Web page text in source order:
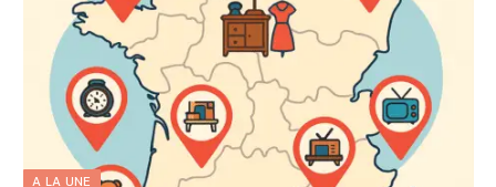
A LA UNE